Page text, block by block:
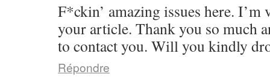
F*ckin’ amazing issues here.
your article. Thank you so much
to contact you. Will you kindly
Répondre